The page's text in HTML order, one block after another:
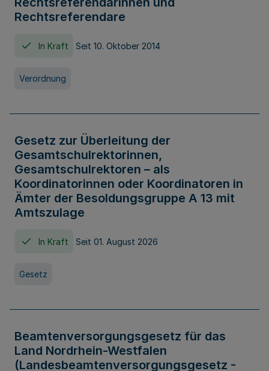
Rechtsreferendare
In Kraft Seit 10. Oktober 2014
Verordnung
Gesetz zur Überleitung der
Gesamtschulrektorinnen,
Gesamtschulrektoren – als
Koordinatorinnen oder Koordinatoren in
Ämter der Besoldungsgruppe A 13 mit
Amtszulage
In Kraft Seit 01. August 2026
Gesetz
Beamtenversorgungsgesetz für das
Land Nordrhein-Westfalen
(Landesbeamtenversorgungsgesetz -